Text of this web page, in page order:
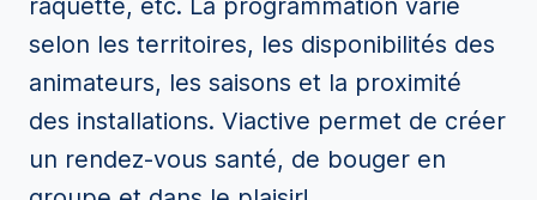
raquette, etc. La programmation varie
selon les territoires, les disponibilités des
animateurs, les saisons et la proximité
des installations. Viactive permet de créer
un rendez-vous santé, de bouger en